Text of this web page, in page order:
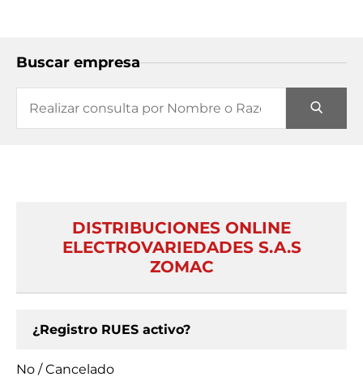
Buscar empresa
DISTRIBUCIONES ONLINE
ELECTROVARIEDADES S.A.S
ZOMAC
¿Registro RUES activo?
No / Cancelado